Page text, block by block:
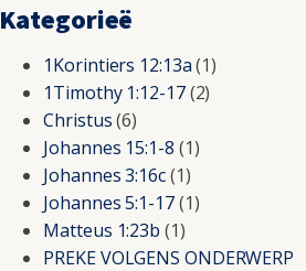
Kategorieë
1Korintiers 12:13a(1)
1Timothy 1:12-17(2)
Christus(6)
Johannes 15:1-8 (1)
Johannes 3:16c(1)
Johannes 5:1-17(1)
Matteus 1:23b (1)
PREKE VOLGENS ONDERWERP